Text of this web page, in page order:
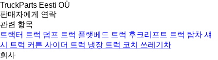
TruckParts Eesti OÜ
판매자에게 연락
관련 항목
트랙터 트럭 덤프 트럭 플랫베드 트럭 후크리프트 트럭 탑차 섀
시 트럭 커튼 사이더 트럭 냉장 트럭 코치 쓰레기차
회사